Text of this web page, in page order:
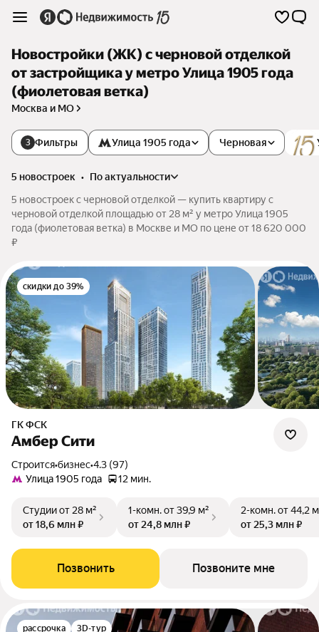
Новостройки (ЖК) с черновой отделкой
от застройщика у метро Улица 1905 года
(фиолетовая ветка)
Москва и МО
3 Фильтры Улица 1905 года Черновая
5 новостроек •
по актуальности
5 новостроек с черновой отделкой — купить квартиру с
черновой отделкой площадью от 28 м² у метро Улица 1905
года (фиолетовая ветка) в Москве и МО по цене от 18 620 000
₽
скидки до 39%
ГК ФСК
Амбер Сити
Строится•бизнес•4.3 (97)
Улица 1905 года
12 мин.
Студииот 28 м²
от 18,6 млн ₽
1-комн.от 39,9 м²
от 24,8 млн ₽
2-комн.от 44,2
от 25,3 млн ₽
Позвонить Позвоните мне
рассрочка 3D-тур